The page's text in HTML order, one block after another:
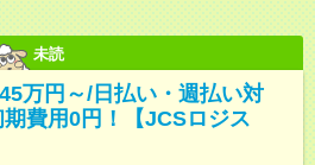
未読
万円～/日払い・週払い対
費用0円！【JCSロジス